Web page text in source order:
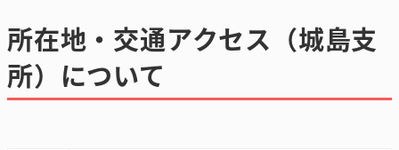
所在地・交通アクセス（城島支
所）について